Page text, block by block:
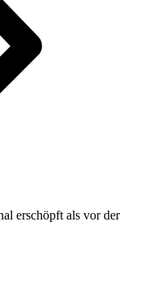
erschöpft als vor der